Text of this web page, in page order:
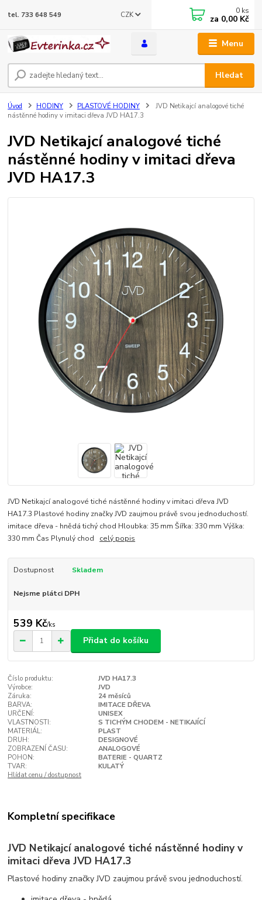
Menu
CZK
Hledat
tel. 733 648 549 0 ks
za 0,00 Kč
Úvod HODINY PLASTOVÉ HODINY
JVD Netikajcí analogové tiché
nástěnné hodiny v imitaci dřeva JVD HA17.3
JVD Netikajcí analogové tiché
nástěnné hodiny v imitaci dřeva
JVD HA17.3
JVD Netikajcí analogové tiché nástěnné hodiny v imitaci dřeva JVD
HA17.3 Plastové hodiny značky JVD zaujmou právě svou jednoduchostí.
imitace dřeva - hnědá tichý chod Hloubka: 35 mm Šířka: 330 mm Výška:
330 mm Čas Plynulý chod celý popis
Dostupnost Skladem
Nejsme plátci DPH
539 Kč/ks
Přidat do košíku
Číslo produktu:
JVD HA17.3
Výrobce:
JVD
Záruka:
24 měsíců
BARVA:
IMITACE DŘEVA
URČENÍ:
UNISEX
VLASTNOSTI:
S TICHÝM CHODEM - NETIKAJÍCÍ
MATERIÁL:
PLAST
DRUH:
DESIGNOVÉ
ZOBRAZENÍ ČASU:
ANALOGOVÉ
POHON:
BATERIE - QUARTZ
TVAR:
KULATÝ
Hlídat cenu / dostupnost
Kompletní specifikace
JVD Netikajcí analogové tiché nástěnné hodiny v
imitaci dřeva JVD HA17.3
Plastové hodiny značky JVD zaujmou právě svou jednoduchostí.